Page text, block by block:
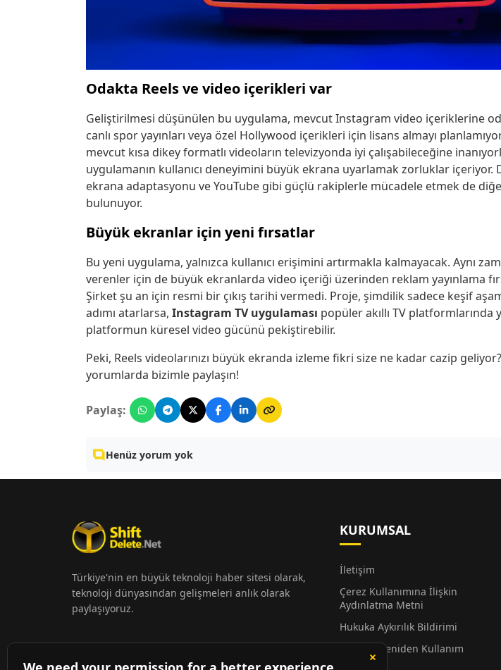
Odakta Reels ve video içerikleri var
Geliştirilmesi düşünülen bu uygulama, mevcut Instagram video içeriklerine
canlı spor yayınları veya özel Hollywood içerikleri için lisans almayı
mevcut kısa dikey formatlı videoların televizyonda iyi çalışabileceğine
uygulamanın kullanıcı deneyimini büyük ekrana uyarlamak zorluklar içeriyor.
ekrana adaptasyonu ve YouTube gibi güçlü rakiplerle mücadele etmek de
bulunuyor.
Büyük ekranlar için yeni fırsatlar
Bu yeni uygulama, yalnızca kullanıcı erişimini artırmakla kalmayacak. Aynı
verenler için de büyük ekranlarda video içeriği üzerinden reklam yayınlama
Şirket şu an için resmi bir çıkış tarihi vermedi. Proje, şimdilik sadece keşif
adımı atarlarsa, Instagram TV uygulaması popüler akıllı TV platformlarında
platformun küresel video gücünü pekiştirebilir.
Peki, Reels videolarınızı büyük ekranda izleme fikri size ne kadar cazip
yorumlarda bizimle paylaşın!
Paylaş:
Henüz yorum yok
Türkiye'nin en büyük teknoloji haber sitesi olarak,
teknoloji dünyasından gelişmeleri anlık olarak
paylaşıyoruz.
KURUMSAL
İletişim
Çerez Kullanımına İlişkin
Aydınlatma Metni
Hukuka Aykırılık Bildirimi
Alıntı ve Yeniden Kullanım
Hakkında